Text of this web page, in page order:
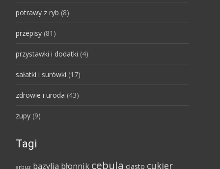
potrawy z ryb (8)
przepisy (81)
przystawki i dodatki (4)
sałatki i surówki (17)
zdrowie i uroda (43)
zupy (9)
Tagi
arbuz bazylia błonnik cebula ciasto cukier